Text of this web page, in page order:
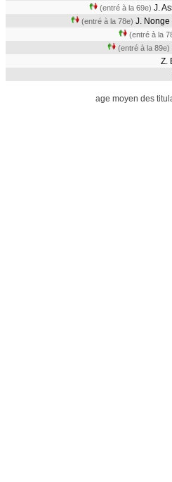
(entré à la 69e) J.
(entré à la 78e) J.
(entré à la
(entré à la 89e)
Z.
age moyen des